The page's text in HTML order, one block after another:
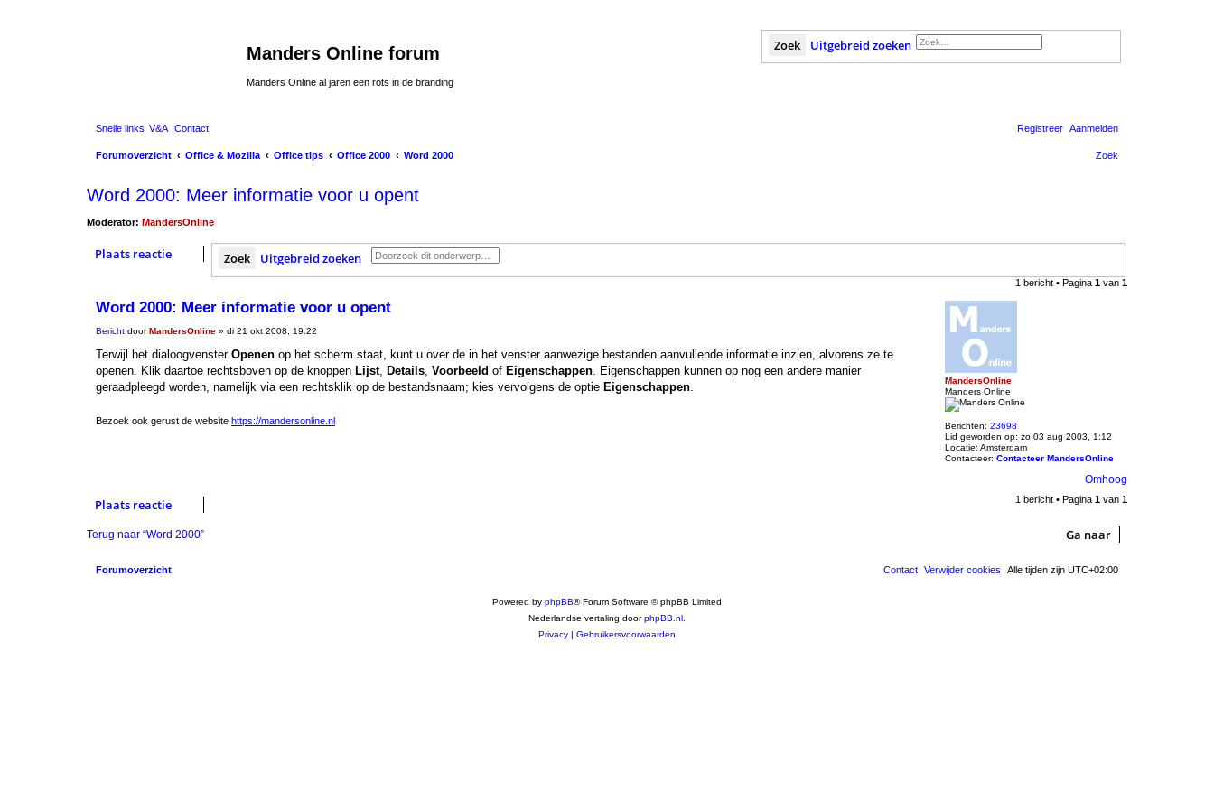
Manders Online forum
Manders Online al jaren een rots in de branding
Zoek Uitgebreid zoeken
Snelle links V&A Contact Aanmelden
Registreer
Forumoverzicht Office & Mozilla Office tips Office 2000 Word 2000 Zoek
Word 2000: Meer informatie voor u opent
Moderator: MandersOnline
Plaats reactie Zoek Uitgebreid zoeken
1 bericht • Pagina 1 van 1
MandersOnline
Manders Online
Berichten: 23698
Lid geworden op: zo 03 aug 2003, 1:12
Locatie: Amsterdam
Contacteer: Contacteer MandersOnline
Word 2000: Meer informatie voor u opent
Bericht door MandersOnline » di 21 okt 2008, 19:22
Terwijl het dialoogvenster Openen op het scherm staat, kunt u over de in het venster aanwezige bestanden aanvullende informatie inzien, alvorens ze te
openen. Klik daartoe rechtsboven op de knoppen Lijst, Details, Voorbeeld of Eigenschappen. Eigenschappen kunnen op nog een andere manier
geraadpleegd worden, namelijk via een rechtsklik op de bestandsnaam; kies vervolgens de optie Eigenschappen.
Bezoek ook gerust de website https://mandersonline.nl
Omhoog
Plaats reactie 1 bericht • Pagina 1 van 1
Terug naar “Word 2000” Ga naar
Forumoverzicht Alle tijden zijn UTC+02:00
Verwijder cookies
Contact
Powered by phpBB® Forum Software © phpBB Limited
Nederlandse vertaling doorphpBB.nl .
Privacy
Gebruikersvoorwaarden